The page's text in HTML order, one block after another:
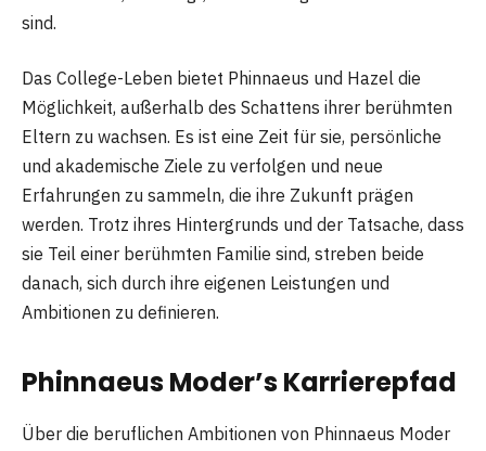
sind.
Das College-Leben bietet Phinnaeus und Hazel die
Möglichkeit, außerhalb des Schattens ihrer berühmten
Eltern zu wachsen. Es ist eine Zeit für sie, persönliche
und akademische Ziele zu verfolgen und neue
Erfahrungen zu sammeln, die ihre Zukunft prägen
werden. Trotz ihres Hintergrunds und der Tatsache, dass
sie Teil einer berühmten Familie sind, streben beide
danach, sich durch ihre eigenen Leistungen und
Ambitionen zu definieren.
Phinnaeus Moder’s Karrierepfad
Über die beruflichen Ambitionen von Phinnaeus Moder